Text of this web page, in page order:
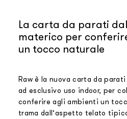
La carta da parati
materico per
un tocco naturale
Raw è la nuova carta da
ad esclusivo uso indoor, per
conferire agli ambienti un
trama dall’aspetto telato